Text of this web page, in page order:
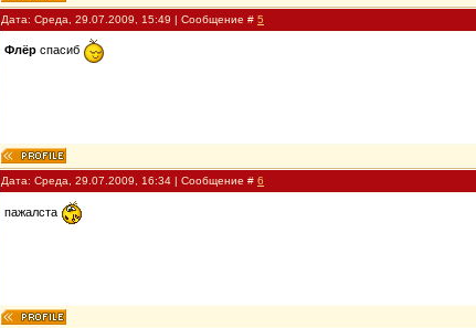
Дата: Среда, 29.07.2009, 15:49 | Сообщение # 5
Флёр cпасиб
Дата: Среда, 29.07.2009, 16:34 | Сообщение # 6
пажалста